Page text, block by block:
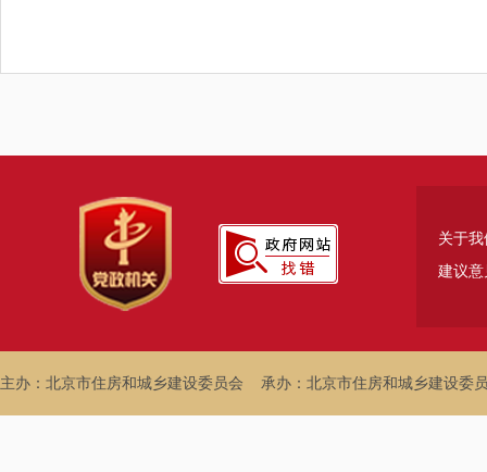
关于我
建议意
主办：北京市住房和城乡建设委员会 承办：北京市住房和城乡建设委